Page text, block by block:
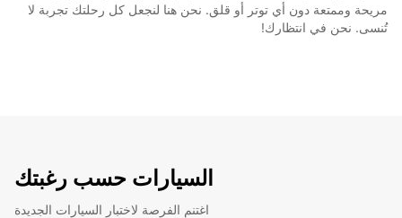
مريحة وممتعة دون أي توتر أو قلق. نحن هنا لنجعل كل رحلتك تجربة لا
تُنسى. نحن في انتظارك!
السيارات حسب رغبتك
اغتنم الفرصة لاختبار السيارات الجديدة